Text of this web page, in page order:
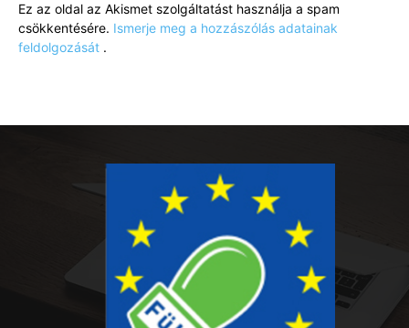
Ez az oldal az Akismet szolgáltatást használja a spam
csökkentésére. Ismerje meg a hozzászólás adatainak
feldolgozását .